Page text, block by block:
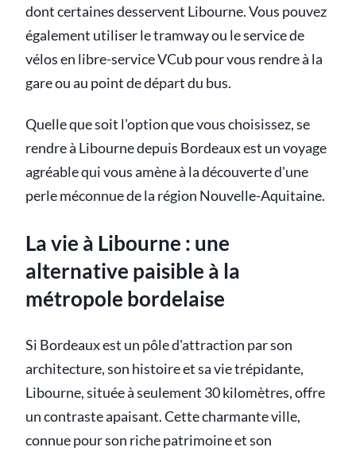
dont certaines desservent Libourne. Vous pouvez
également utiliser le tramway ou le service de
vélos en libre-service VCub pour vous rendre à la
gare ou au point de départ du bus.
Quelle que soit l'option que vous choisissez, se
rendre à Libourne depuis Bordeaux est un voyage
agréable qui vous amène à la découverte d'une
perle méconnue de la région Nouvelle-Aquitaine.
La vie à Libourne : une
alternative paisible à la
métropole bordelaise
Si Bordeaux est un pôle d'attraction par son
architecture, son histoire et sa vie trépidante,
Libourne, située à seulement 30 kilomètres, offre
un contraste apaisant. Cette charmante ville,
connue pour son riche patrimoine et son